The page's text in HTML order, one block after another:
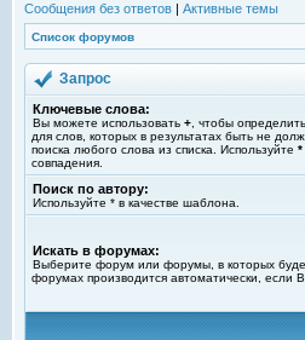
Сообщения без ответов | Активные темы
Список форумов
Запрос
Ключевые слова:
Вы можете использовать + , чтобы
для слов, которых в результатах быть не
поиска любого слова из списка. Используйте *
совпадения.
Поиск по автору:
Используйте * в качестве шаблона.
Искать в форумах:
Выберите форум или форумы, в которых
форумах производится автоматически,